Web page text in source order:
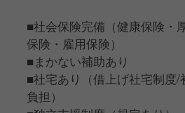
■社会保険完備（健康保険・
保険・雇用保険）
■まかない補助あり
■社宅あり（借上げ社宅制度/
負担）